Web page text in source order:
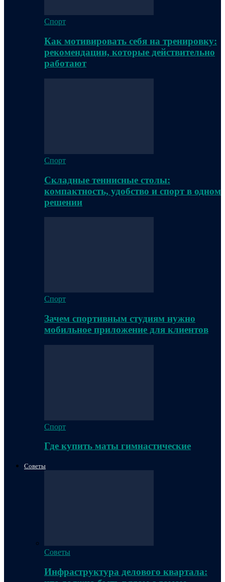
Спорт
Как мотивировать себя на тренировку:
рекомендации, которые действительно
работают
Спорт
Складные теннисные столы:
компактность, удобство и спорт в одном
решении
Спорт
Зачем спортивным студиям нужно
мобильное приложение для клиентов
Спорт
Где купить маты гимнастические
Советы
Советы
Инфраструктура делового квартала: